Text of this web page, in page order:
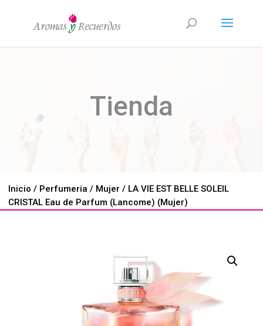
Tienda
Inicio / Perfumeria / Mujer / LA VIE EST BELLE SOLEIL
CRISTAL Eau de Parfum (Lancome) (Mujer)